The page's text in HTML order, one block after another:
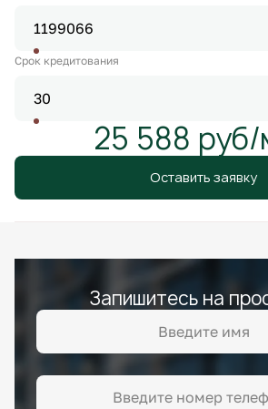
Срок кредитования
25 588
Оставить заявку
Запишитесь на